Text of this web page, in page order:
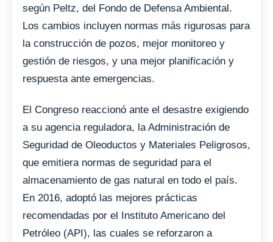
según Peltz, del Fondo de Defensa Ambiental.
Los cambios incluyen normas más rigurosas para
la construcción de pozos, mejor monitoreo y
gestión de riesgos, y una mejor planificación y
respuesta ante emergencias.
El Congreso reaccionó ante el desastre exigiendo
a su agencia reguladora, la Administración de
Seguridad de Oleoductos y Materiales Peligrosos,
que emitiera normas de seguridad para el
almacenamiento de gas natural en todo el país.
En 2016, adoptó las mejores prácticas
recomendadas por el Instituto Americano del
Petróleo (API), las cuales se reforzaron a